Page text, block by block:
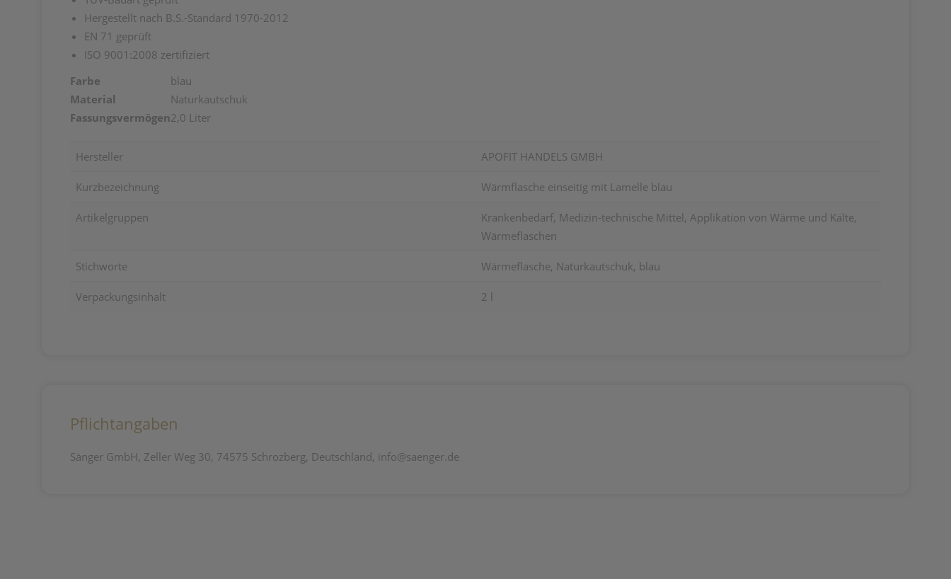
Hergestellt nach B.S.-Standard 1970-2012
EN 71 geprüft
ISO 9001:2008 zertifiziert
Farbe
blau
Material
Naturkautschuk
Fassungsvermögen2,0 Liter
Hersteller APOFIT HANDELS GMBH
Kurzbezeichnung Wärmflasche einseitig mit Lamelle blau
Artikelgruppen
Krankenbedarf, Medizin-technische Mittel, Applikation von Wärme und Kälte,
Wärmeflaschen
Stichworte Wärmeflasche, Naturkautschuk, blau
Verpackungsinhalt 2 l
Pflichtangaben
Sänger GmbH, Zeller Weg 30, 74575 Schrozberg, Deutschland, info@saenger.de